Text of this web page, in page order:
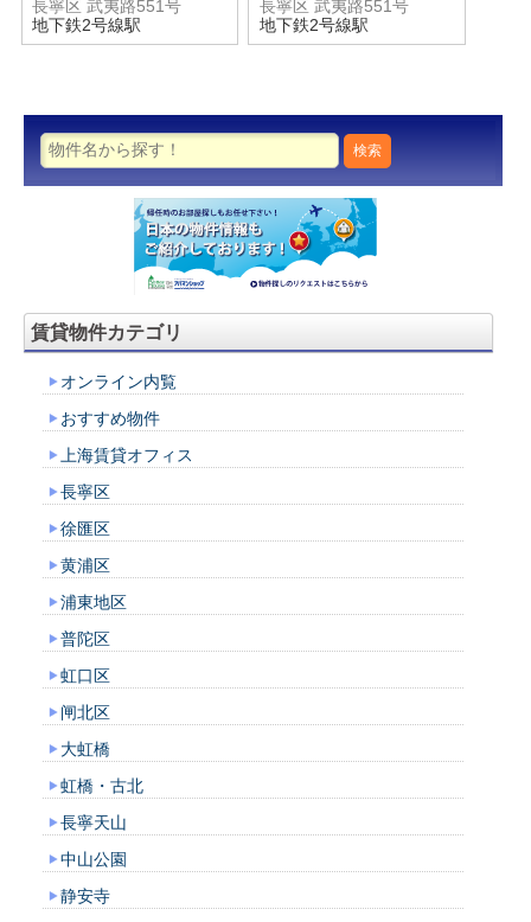
長寧区 武夷路551号
地下鉄2号線駅
長寧区 武夷路551号
地下鉄2号線駅
賃貸物件カテゴリ
オンライン内覧
おすすめ物件
上海賃貸オフィス
長寧区
徐匯区
黄浦区
浦東地区
普陀区
虹口区
闸北区
大虹橋
虹橋・古北
長寧天山
中山公園
静安寺